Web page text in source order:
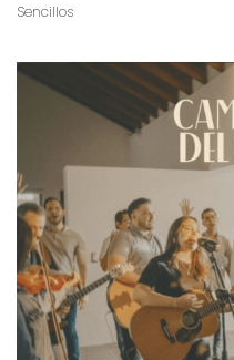
Sencillos